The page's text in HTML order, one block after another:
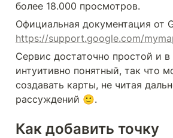
более 18.000 просмотров.
https://support.google.com/
Сервис достаточно простой и
интуитивно понятный, так что
создавать карты, не читая
рассуждений 🙂.
Как добавить точку